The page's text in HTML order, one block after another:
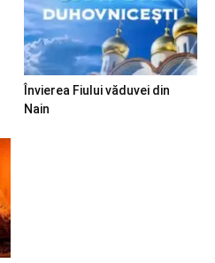
Învierea Fiului văduvei din
Nain